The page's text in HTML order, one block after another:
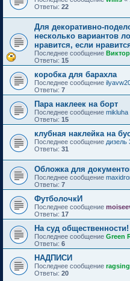
Ответы: 22
Для декоративно-
несколько вариантов
нравится, если
Последнее сообщение
Ответы: 15
коробка для барахла
Последнее сообщение
Ответы: 7
Пара наклеек на борт
Последнее сообщение mikluha
Ответы: 15
клубная наклейка на
Последнее сообщение дизель
Ответы: 31
Обложка для
Последнее сообщение
Ответы: 7
ФутболочкИ
Последнее сообщение
Ответы: 17
На суд общественности!
Последнее сообщение Green
Ответы: 6
НАДПИСИ
Последнее сообщение ragsing
Ответы: 20